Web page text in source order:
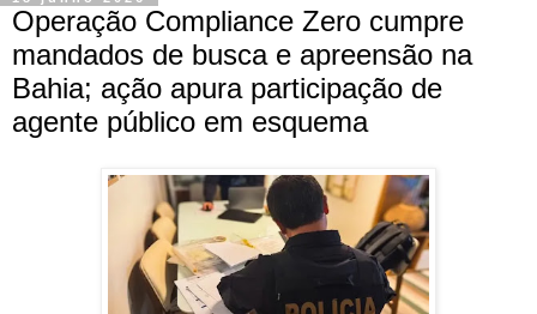
Operação Compliance Zero cumpre
mandados de busca e apreensão na
Bahia; ação apura participação de
agente público em esquema